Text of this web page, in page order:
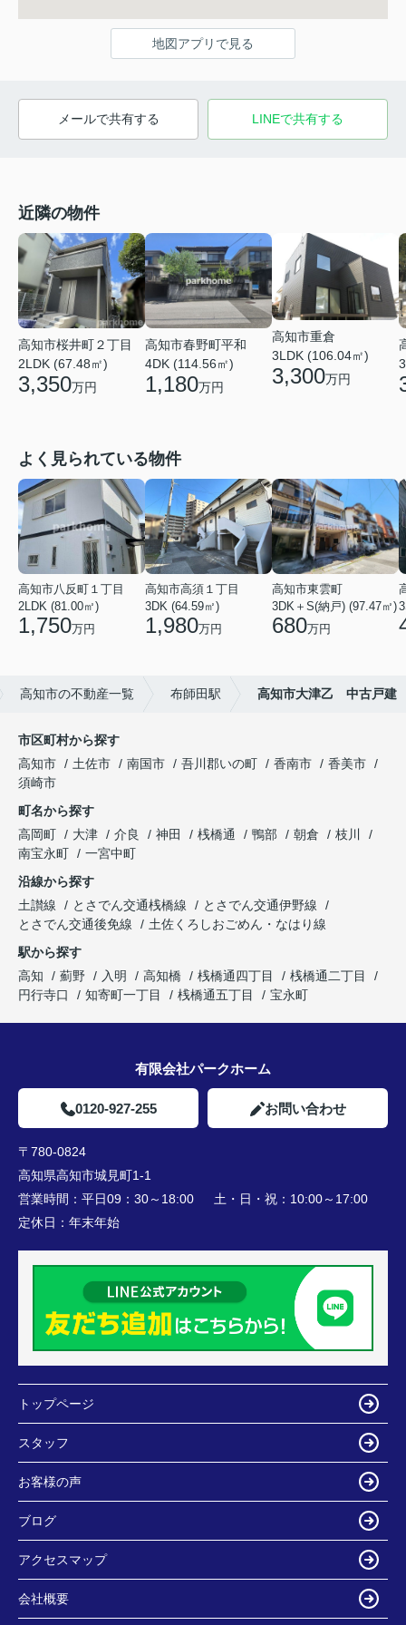
地図アプリで見る
メールで共有する LINEで共有する
近隣の物件
高知市桜井町２丁目
2LDK (67.48㎡)
3,350万円
高知市春野町平和
4DK (114.56㎡)
1,180万円
高知市重倉
3LDK (106.04㎡)
3,300万円
よく見られている物件
高知市八反町１丁目
2LDK (81.00㎡)
1,750万円
高知市高須１丁目
3DK (64.59㎡)
1,980万円
高知市東雲町
3DK＋S(納戸) (97.47㎡)
680万円
高知市の不動産一覧 布師田駅 高知市大津乙 中古戸建
市区町村から探す
高知市
土佐市 南国市 吾川郡いの町 香南市
香美市
須崎市
町名から探す
高岡町
大津 介良 神田 桟橋通 鴨部 朝倉
枝川
南宝永町
一宮中町
沿線から探す
土讃線
とさでん交通桟橋線
とさでん交通伊野線
とさでん交通後免線
土佐くろしおごめん・なはり線
駅から探す
高知
薊野 入明 高知橋 桟橋通四丁目
桟橋通二丁目
円行寺口
知寄町一丁目 桟橋通五丁目 宝永町
有限会社パークホーム
0120-927-255 お問い合わせ
〒780-0824
高知県高知市城見町1-1
営業時間： 平日09：30～18:00 土・日・祝：10:00～17:00
定休日： 年末年始
トップページ
スタッフ
お客様の声
ブログ
アクセスマップ
会社概要